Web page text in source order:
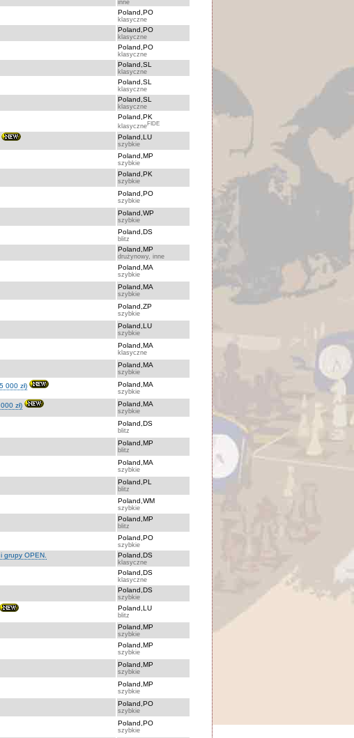
inne
Poland,PO
klasyczne
Poland,PO
klasyczne
Poland,PO
klasyczne
Poland,SL
klasyczne
Poland,SL
klasyczne
Poland,SL
klasyczne
Poland,PK
klasyczneFIDE
Poland,LU
szybkie
Poland,MP
szybkie
Poland,PK
szybkie
Poland,PO
szybkie
Poland,WP
szybkie
Poland,DS
blitz
Poland,MP
drużynowy, inne
Poland,MA
szybkie
Poland,MA
szybkie
Poland,ZP
szybkie
Poland,LU
szybkie
Poland,MA
klasyczne
Poland,MA
szybkie
000 zł) Poland,MA
szybkie
zł) Poland,MA
szybkie
Poland,DS
blitz
Poland,MP
blitz
Poland,MA
szybkie
Poland,PL
blitz
Poland,WM
szybkie
Poland,MP
blitz
Poland,PO
szybkie
grupy OPEN. Poland,DS
klasyczne
Poland,DS
klasyczne
Poland,DS
szybkie
Poland,LU
blitz
Poland,MP
szybkie
Poland,MP
szybkie
Poland,MP
szybkie
Poland,MP
szybkie
Poland,PO
szybkie
Poland,PO
szybkie